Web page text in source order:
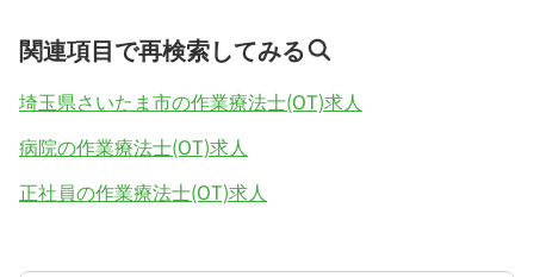
関連項目で再検索してみる
埼玉県さいたま市の作業療法士(OT)求人
病院の作業療法士(OT)求人
正社員の作業療法士(OT)求人